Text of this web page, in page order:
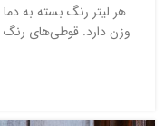
هر لیتر رنگ بسته به
وزن دارد. قوطی‌های رنگ